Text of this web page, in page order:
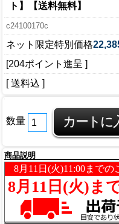
ト】【送料無料】
c24100170c
ネット限定特別価格
[204ポイント進呈 ]
[ 送料込 ]
数量
商品説明